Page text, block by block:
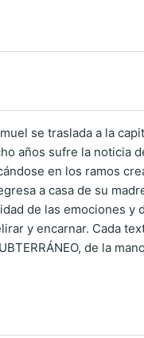
se traslada a la
años sufre la noticia
en los ramos
a casa de su
de las emociones y
y encarnar. Cada
de la